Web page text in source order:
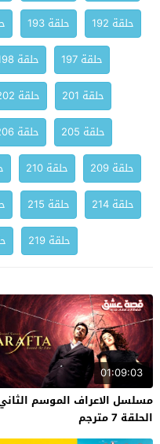
حلقة 192
حلقة 193
حلقة 197
حلقة 198
حلقة 201
حلقة 202
حلقة 205
حلقة 206
حلقة 209
حلقة 210
حلقة 214
حلقة 215
حلقة 219
01:09:03
مسلسل الاعراف الموسم
الحلقة 7 مترجم